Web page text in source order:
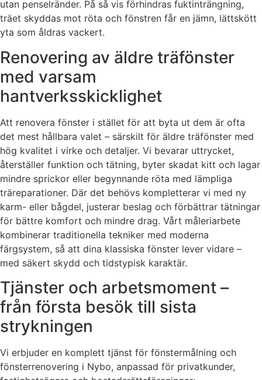
utan penselränder. På så vis förhindras fuktinträngning,
träet skyddas mot röta och fönstren får en jämn, lättskött
yta som åldras vackert.
Renovering av äldre träfönster
med varsam
hantverksskicklighet
Att renovera fönster i stället för att byta ut dem är ofta
det mest hållbara valet – särskilt för äldre träfönster med
hög kvalitet i virke och detaljer. Vi bevarar uttrycket,
återställer funktion och tätning, byter skadat kitt och lagar
mindre sprickor eller begynnande röta med lämpliga
träreparationer. Där det behövs kompletterar vi med ny
karm- eller bågdel, justerar beslag och förbättrar tätningar
för bättre komfort och mindre drag. Vårt måleriarbete
kombinerar traditionella tekniker med moderna
färgsystem, så att dina klassiska fönster lever vidare –
med säkert skydd och tidstypisk karaktär.
Tjänster och arbetsmoment –
från första besök till sista
strykningen
Vi erbjuder en komplett tjänst för fönstermålning och
fönsterrenovering i Nybo, anpassad för privatkunder,